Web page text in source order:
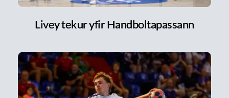
Livey tekur yfir Handboltapassann